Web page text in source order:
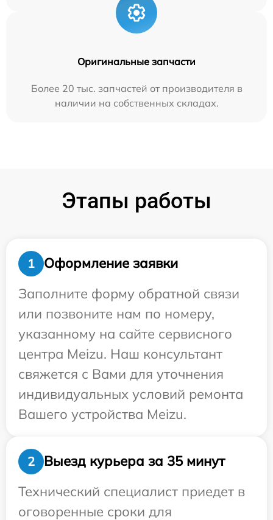
Оригинальные запчасти
Более 20 тыс. запчастей от производителя в
наличии на собственных складах.
Этапы работы
1
Оформление заявки
Заполните форму обратной связи
или позвоните нам по номеру,
указанному на сайте сервисного
центра Meizu. Наш консультант
свяжется с Вами для уточнения
индивидуальных условий ремонта
Вашего устройства Meizu.
2
Выезд курьера за 35 минут
Технический специалист приедет в
оговоренные сроки для